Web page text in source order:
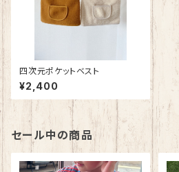
四次元ポケットベスト
¥2,400
セール中の商品